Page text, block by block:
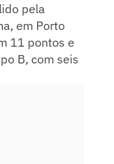
pela
em Porto
11 pontos e
B, com seis